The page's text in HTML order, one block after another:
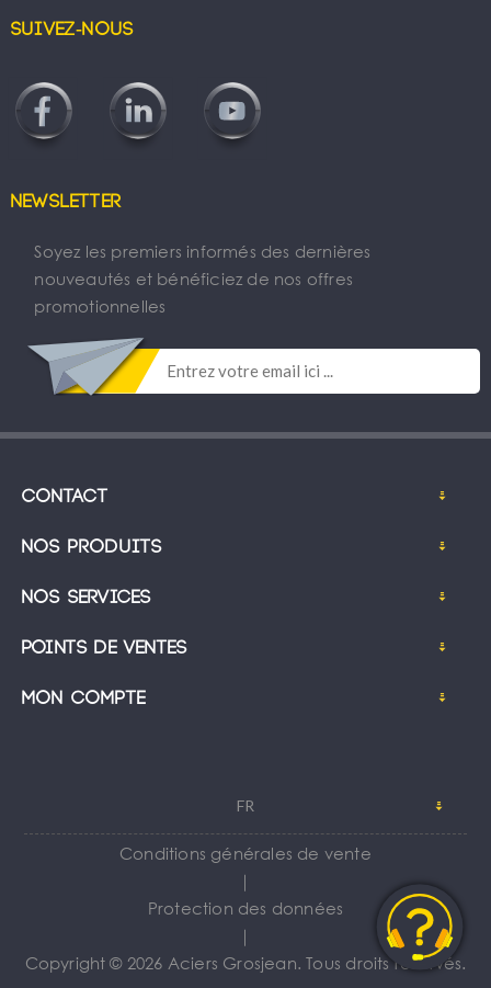
Suivez-nous
Newsletter
Soyez les premiers informés des dernières
nouveautés et bénéficiez de nos offres
promotionnelles
Contact
Nos produits
Nos services
Points de ventes
Mon compte
FR
Conditions générales de vente
｜
Protection des données
｜
Copyright © 2026 Aciers Grosjean. Tous droits réservés.